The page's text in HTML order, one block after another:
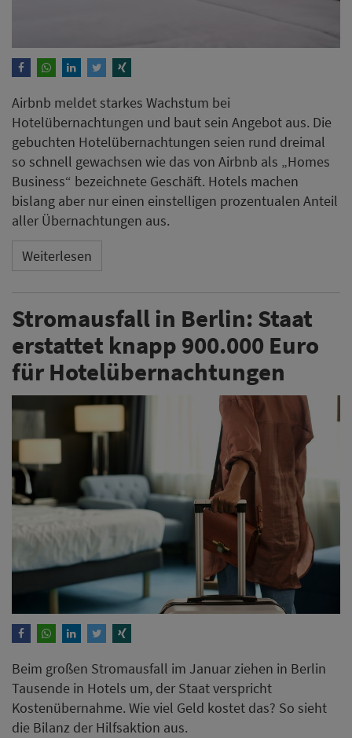
Airbnb meldet starkes Wachstum bei
Hotelübernachtungen und baut sein Angebot aus. Die
gebuchten Hotelübernachtungen seien rund dreimal
so schnell gewachsen wie das von Airbnb als „Homes
Business“ bezeichnete Geschäft. Hotels machen
bislang aber nur einen einstelligen prozentualen Anteil
aller Übernachtungen aus.
Weiterlesen
Stromausfall in Berlin: Staat
erstattet knapp 900.000 Euro
für Hotelübernachtungen
Beim großen Stromausfall im Januar ziehen in Berlin
Tausende in Hotels um, der Staat verspricht
Kostenübernahme. Wie viel Geld kostet das? So sieht
die Bilanz der Hilfsaktion aus.